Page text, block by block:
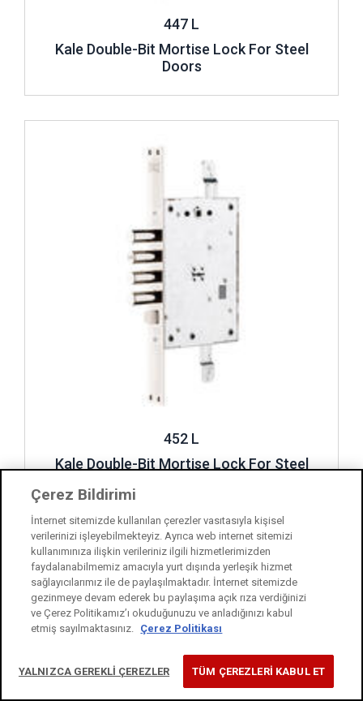
447 L
Kale Double-Bit Mortise Lock For Steel
Doors
452 L
Kale Double-Bit Mortise Lock For Steel
Review ..
Çerez Bildirimi
İnternet sitemizde kullanılan çerezler vasıtasıyla kişisel
verilerinizi işleyebilmekteyiz. Ayrıca web internet sitemizi
kullanımınıza ilişkin verileriniz ilgili hizmetlerimizden
faydalanabilmemiz amacıyla yurt dışında yerleşik hizmet
sağlayıcılarımız ile de paylaşılmaktadır. İnternet sitemizde
gezinmeye devam ederek bu paylaşıma açık rıza verdiğinizi
ve Çerez Politikamız’ı okuduğunuzu ve anladığınızı kabul
etmiş sayılmaktasınız. Çerez Politikası
YALNIZCA GEREKLİ ÇEREZLER TÜM ÇEREZLERİ KABUL ET